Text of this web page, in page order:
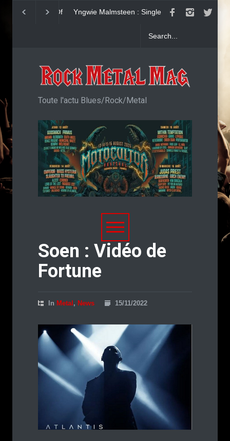
Yngwie Malmsteen : Single
KAI HANSEN :
Welcome To Life
Toute l'actu Blues/Rock/Metal
Soen : Vidéo de
Fortune
In Metal , News 15/11/2022